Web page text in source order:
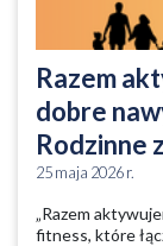
Razem
dobre
Rodzinne
25 maja 2026 r.
„Razem
fitness, które